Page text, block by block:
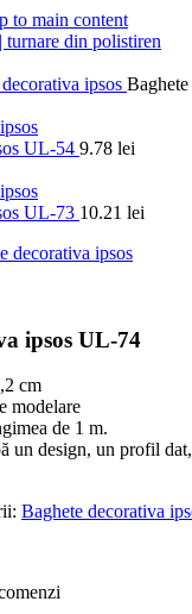
to main content
ipsos
UL-54 9.78 lei
UL-73 10.21 lei
ipsos UL-74
cm
modelare
de 1 m.
un design, un profil
Baghete decorativa